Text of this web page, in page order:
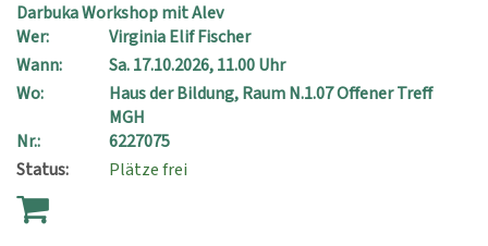
Darbuka Workshop mit Alev
Wer:
Virginia Elif Fischer
Wann:
Sa.17.10.2026, 11.00 Uhr
Wo:
Haus der Bildung, Raum N.1.07 Offener Treff
MGH
Nr.:
6227075
Status:
Plätze frei